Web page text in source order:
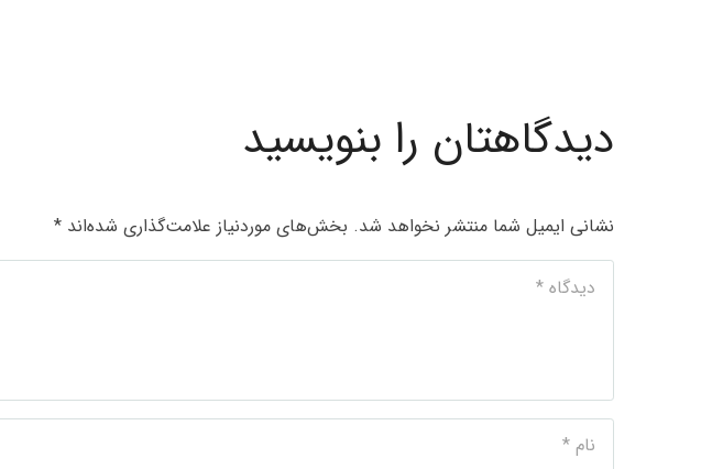
دیدگاهتان را بنویسید
نشانی ایمیل شما منتشر نخواهد شد. بخش‌های موردنیاز علامت‌گذاری شده‌اند *